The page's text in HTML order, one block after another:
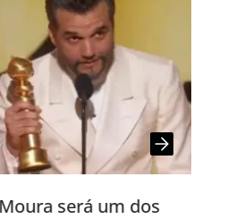
será um dos